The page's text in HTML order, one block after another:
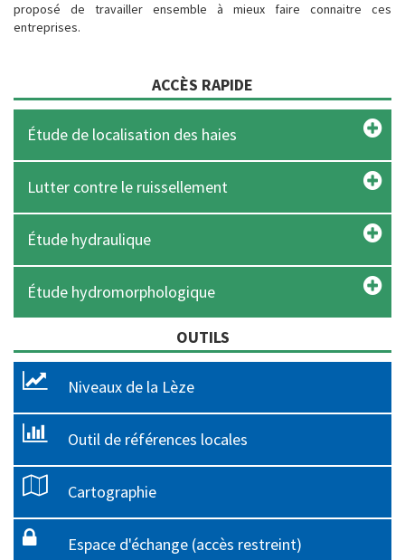
proposé de travailler ensemble à mieux faire connaitre ces
entreprises.
ACCÈS RAPIDE
Étude de localisation des haies
Lutter contre le ruissellement
Étude hydraulique
Étude hydromorphologique
OUTILS
Niveaux de la Lèze
Outil de références locales
Cartographie
Espace d'échange (accès restreint)